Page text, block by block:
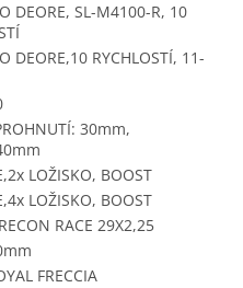
DEORE, SL-M4100-R, 10
DEORE,10 RYCHLOSTÍ, 11-
30mm,
LOŽISKO, BOOST
LOŽISKO, BOOST
RACE 29X2,25
FRECCIA